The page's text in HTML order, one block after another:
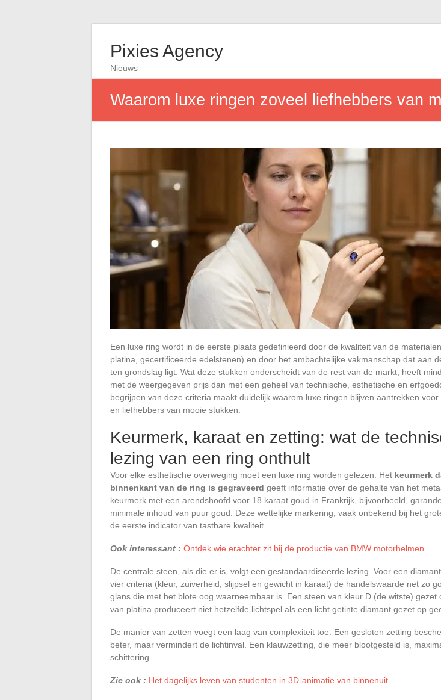
Pixies Agency
Nieuws
Waarom luxe ringen zoveel liefhebbers van
Een luxe ring wordt in de eerste plaats gedefinieerd door de kwaliteit van de
platina, gecertificeerde edelstenen) en door het ambachtelijke vakmanschap dat aan
ten grondslag ligt. Wat deze stukken onderscheidt van de rest van de markt, heeft
met de weergegeven prijs dan met een geheel van technische, esthetische en
begrijpen van deze criteria maakt duidelijk waarom luxe ringen blijven aantrekken
en liefhebbers van mooie stukken.
Keurmerk, karaat en zetting: wat de
lezing van een ring onthult
Voor elke esthetische overweging moet een luxe ring worden gelezen. Het keurmerk
binnenkant van de ring is gegraveerd geeft informatie over de gehalte van het
keurmerk met een arendshoofd voor 18 karaat goud in Frankrijk, bijvoorbeeld,
minimale inhoud van puur goud. Deze wettelijke markering, vaak onbekend bij het
de eerste indicator van tastbare kwaliteit.
Ook interessant : Ontdek wie erachter zit bij de productie van BMW motorhelmen
De centrale steen, als die er is, volgt een gestandaardiseerde lezing. Voor een
vier criteria (kleur, zuiverheid, slijpsel en gewicht in karaat) de handelswaarde net zo
glans die met het blote oog waarneembaar is. Een steen van kleur D (de witste) gezet
van platina produceert niet hetzelfde lichtspel als een licht getinte diamant gezet op
De manier van zetten voegt een laag van complexiteit toe. Een gesloten zetting
beter, maar vermindert de lichtinval. Een klauwzetting, die meer blootgesteld is,
schittering.
Zie ook : Het dagelijks leven van studenten in 3D-animatie van binnenuit